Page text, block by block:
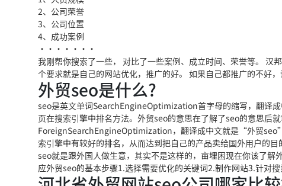
2、公司荣誉
3、公司位置
4、成功案例
·······
我刚帮你搜索了一些， 对比了一些案例、成立时间、荣誉等。 汉
个要求就是自己的网站优化，推广的好。 如果自己都推广的不好
外贸seo是什么?
seo是英文单词SearchEngineOptimization首字母的缩写，翻译
页在搜索引擎中排名方法。外贸seo的意思在了解了seo的意思后
ForeignSearchEngineOptimization，翻译成中文就是“外贸
索引擎中有较好的排名，从而达到把自己的产品卖给国外用户的
seo就是跟外国人做生意，其实不是这样的，亩埋困现在你该了
应外贸seo的基本步骤1.选择需要优化的关键词2.制作网站3.针对搜